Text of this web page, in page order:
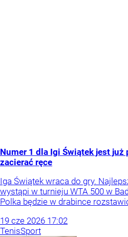
Numer 1 dla Igi Świątek jest już
zacierać ręce
Iga Świątek wraca do gry.
wystąpi w turnieju WTA 500 w
Polka będzie w drabince
19 cze 2026 17:02
TenisSport